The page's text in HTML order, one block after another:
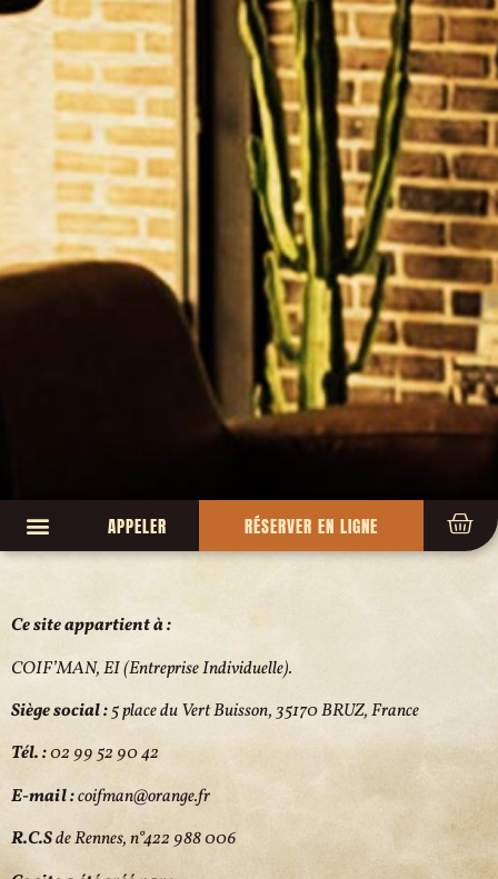
APPELER RÉSERVER EN LIGNE
Ce site appartient à :
COIF’MAN, EI (Entreprise Individuelle).
Siège social :5 place du Vert Buisson, 35170 BRUZ, France
Tél. :02 99 52 90 42
E-mail :coifman@orange.fr
R.C.Sde Rennes, n°422 988 006